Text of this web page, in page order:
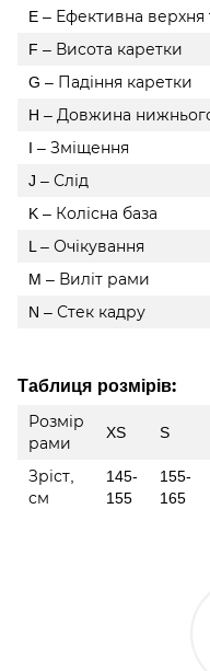
E – Ефективна верхня
F – Висота каретки
G – Падіння каретки
H – Довжина нижнього
I – Зміщення
J – Слід
K – Колісна база
L – Очікування
M – Виліт рами
N – Стек кадру
Таблиця розмірів:
Розмір
рами
XS S
Зріст,
см
145-
155
155-
165